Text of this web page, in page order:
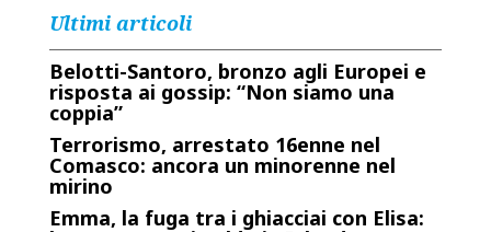
Ultimi articoli
Belotti-Santoro, bronzo agli Europei e
risposta ai gossip: “Non siamo una
coppia”
Terrorismo, arrestato 16enne nel
Comasco: ancora un minorenne nel
mirino
Emma, la fuga tra i ghiacciai con Elisa: